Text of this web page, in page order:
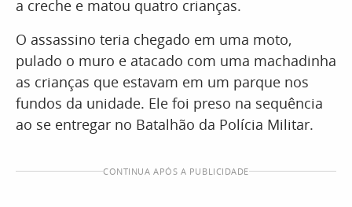
a creche e matou quatro crianças.
O assassino teria chegado em uma moto,
pulado o muro e atacado com uma machadinha
as crianças que estavam em um parque nos
fundos da unidade. Ele foi preso na sequência
ao se entregar no Batalhão da Polícia Militar.
CONTINUA APÓS A PUBLICIDADE